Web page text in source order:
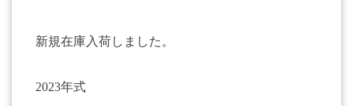
新規在庫入荷しました。
2023年式